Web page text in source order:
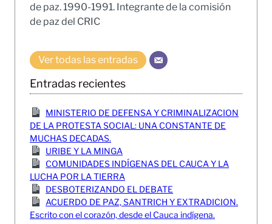
de paz. 1990-1991. Integrante de la comisión
de paz del CRIC
Ver todas las entradas
Entradas recientes
MINISTERIO DE DEFENSA Y CRIMINALIZACION
DE LA PROTESTA SOCIAL: UNA CONSTANTE DE
MUCHAS DECADAS.
URIBE Y LA MINGA
COMUNIDADES INDÍGENAS DEL CAUCA Y LA
LUCHA POR LA TIERRA
DESBOTERIZANDO EL DEBATE
ACUERDO DE PAZ, SANTRICH Y EXTRADICION.
Escrito con el corazón, desde el Cauca indígena.